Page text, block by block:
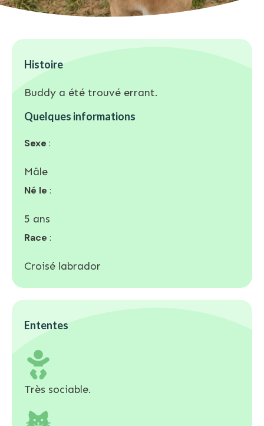
Histoire
Buddy a été trouvé errant.
Quelques informations
Sexe :
Mâle
Né le :
5 ans
Race :
Croisé labrador
Ententes
Très sociable.